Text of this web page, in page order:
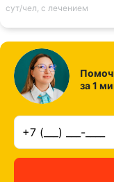
сут/чел, с лечением
за 1